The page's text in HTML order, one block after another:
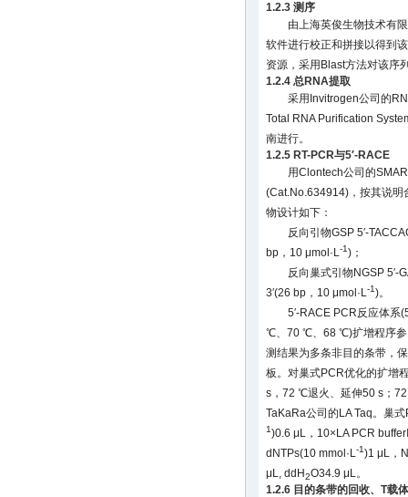
1.2.3 测序
由上海英俊生物技术有
软件进行校正和拼接以得到
资源，采用Blast方法对该序
1.2.4 总RNA提取
采用Invitrogen公司的
Total RNA Purification
南进行。
1.2.5 RT-PCR与5′-RACE
用Clontech公司的
(Cat.No.634914)，按其说明
物设计如下：
反向引物GSP 5′-
bp，10 μmol·L -1)；
反向巢式引物NGSP 5′-
3′(26 bp，10 μmol·L -1)。
5′-RACE PCR反应体系
℃、70 ℃、68 ℃)扩增程序参
测结果为多条非目的条带，
板。对巢式PCR优化的扩增
s，72 ℃退火、延伸50 s；
TaKaRa公司的LA Taq。巢
1)0.6 μL，10×LA PCR
dNTPs(10 mmol·L -1)1 μL，
μL, ddH2O34.9 μL。
1.2.6 目的条带的回收、T载